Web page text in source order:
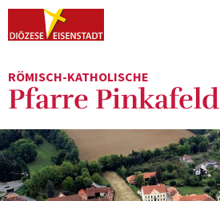
RÖMISCH-KATHOLISCHE
Pfarre Pinkafeld